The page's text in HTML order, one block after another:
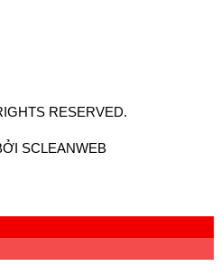
RESERVED.
SCLEANWEB